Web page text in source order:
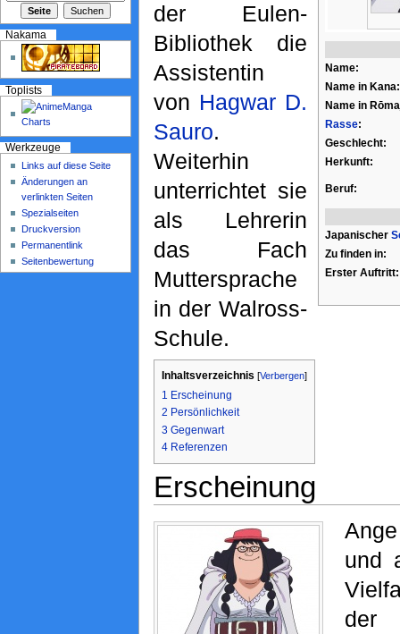
Name:
Name in Kana:
Name in
Rasse:
Geschlecht:
Herkunft:
Beruf:
Japanischer
Zu finden in:
Erster Auftritt:
der Eulen-
Bibliothek die
Assistentin
von Hagwar D.
Sauro.
Weiterhin
unterrichtet sie
als Lehrerin
das Fach
Muttersprache
in der Walross-
Schule.
Inhaltsverzeichnis [Verbergen]
1 Erscheinung
2 Persönlichkeit
3 Gegenwart
4 Referenzen
Erscheinung
und
der
Nakama
Toplists
Werkzeuge
Links auf diese Seite
Änderungen an
verlinkten Seiten
Spezialseiten
Druckversion
Permanentlink
Seitenbewertung